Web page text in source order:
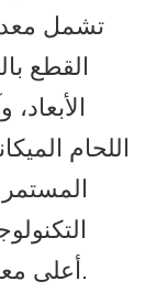
تشمل
القطع
اللحام
المستمر
أعلى معايير التصميم والتصنيع والجودة.